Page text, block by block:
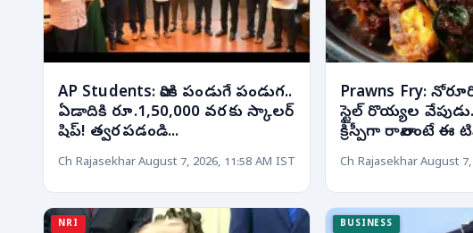
AP Students: వారికి పండుగే పండుగ..
ఏడాదికి రూ.1,50,000 వరకు స్కాలర్
షిప్! త్వరపడండి...
Ch RajasekharAugust 7, 2026, 11:58 AM IST
Prawns Fry:
స్టైల్ రొయ్యల
క్రిస్పీగా రావాలంటే ఈ
Ch RajasekharAugust 7,
NRI BUSINESS